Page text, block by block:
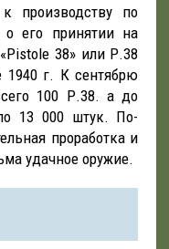
производству по
о его принятии на
38» или Р.38
1940 г. К сентябрю
100 Р.38. а до
13 000 штук. По-
проработка и
удачное оружие.